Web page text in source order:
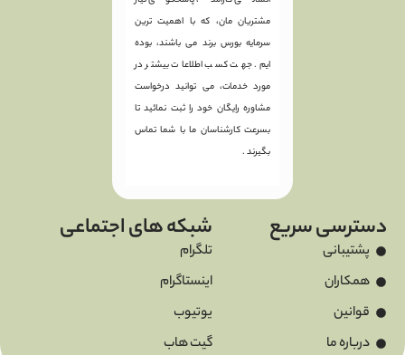
مشتریان مان، که با اهمیت ترین
سرمایه بورس برند می باشند، بوده
ایم. جهت کسب اطلاعات بیشتر در
مورد خدمات، می توانید درخواست
مشاوره رایگان خود را ثبت نمائید تا
بسرعت کارشناسان ما با شما تماس
بگیرند .
دسترسی سریع
پشتیبانی
همکاران
قوانین
درباره ما
شبکه های اجتماعی
تلگرام
اینستاگرام
یوتیوب
گیت هاب